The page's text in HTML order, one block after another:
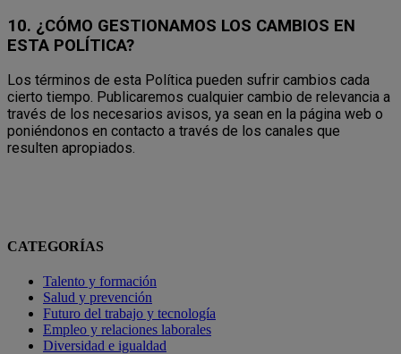
10. ¿CÓMO GESTIONAMOS LOS CAMBIOS EN
ESTA POLÍTICA?
Los términos de esta Política pueden sufrir cambios cada
cierto tiempo. Publicaremos cualquier cambio de relevancia a
través de los necesarios avisos, ya sean en la página web o
poniéndonos en contacto a través de los canales que
resulten apropiados.
CATEGORÍAS
Talento y formación
Salud y prevención
Futuro del trabajo y tecnología
Empleo y relaciones laborales
Diversidad e igualdad